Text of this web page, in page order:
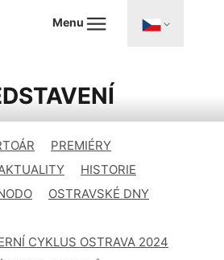
Menu
PREMIÉRY
HISTORIE
OSTRAVSKÉ DNY
CYKLUS OSTRAVA 2024